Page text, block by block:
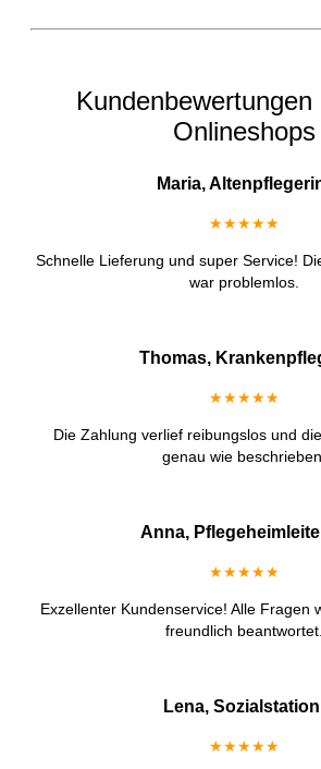
Kundenbewertungen
Onlineshops
Maria,
★★★★★
Schnelle Lieferung und super Service!
war problemlos.
Thomas,
★★★★★
Die Zahlung verlief reibungslos und
genau wie beschrieben.
Anna,
★★★★★
Exzellenter Kundenservice! Alle Fragen
freundlich beantwortet.
Lena,
★★★★★